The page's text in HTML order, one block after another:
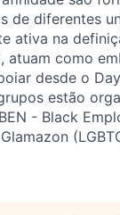
de diferentes
ativa na
atuam como
desde o Day
estão
- Black